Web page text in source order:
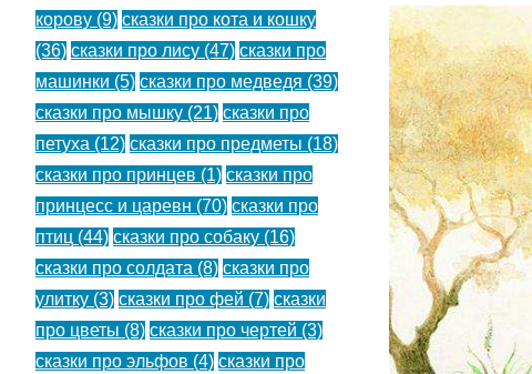
корову (9) сказки про кота и кошку
(36) сказки про лису (47) сказки про
машинки (5) сказки про медведя (39)
сказки про мышку (21) сказки про
петуха (12) сказки про предметы (18)
сказки про принцев (1) сказки про
принцесс и царевн (70) сказки про
птиц (44) сказки про собаку (16)
сказки про солдата (8) сказки про
улитку (3) сказки про фей (7) сказки
про цветы (8) сказки про чертей (3)
сказки про эльфов (4) сказки про